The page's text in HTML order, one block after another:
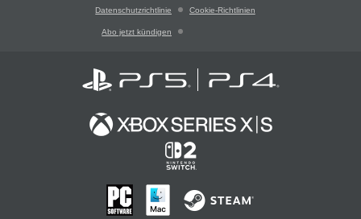
Datenschutzrichtlinie Cookie-Richtlinien
Abo jetzt kündigen